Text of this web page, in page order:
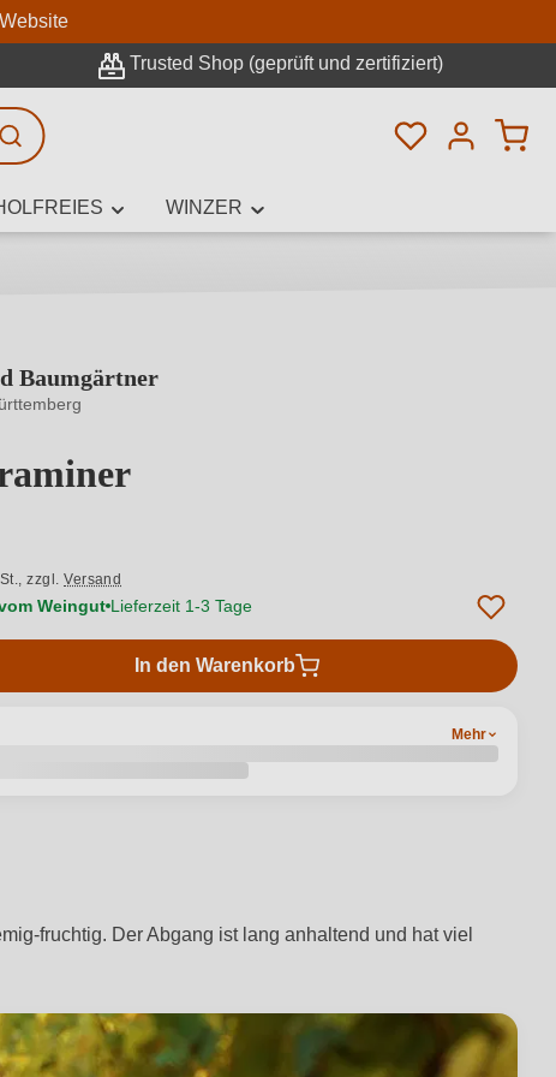
Trusted Shop (geprüft und zertifiziert)
Du hast 0
WINZER
Baumgärtner
zzgl.Versand
Weingut Lieferzeit 1-3 Tage
In den Warenkorb
Mehr
fruchtig. Der Abgang ist lang anhaltend und hat viel
Erweiterte Suche